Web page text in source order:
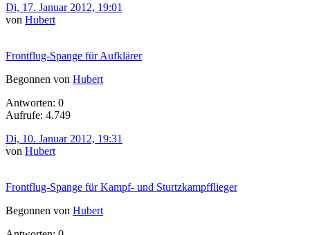
Di, 17. Januar 2012, 19:01
von Hubert
Frontflug-Spange für Aufklärer
Begonnen von Hubert
Antworten: 0
Aufrufe: 4.749
Di, 10. Januar 2012, 19:31
von Hubert
Frontflug-Spange für Kampf- und Sturtzkampfflieger
Begonnen von Hubert